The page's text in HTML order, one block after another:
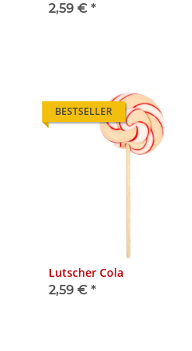
2,59 € *
BESTSELLER
Lutscher Cola
2,59 € *